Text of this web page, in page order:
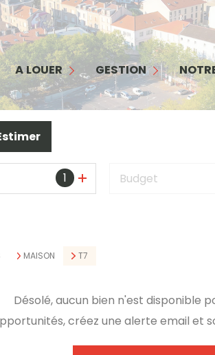
A LOUER
MAISON
APPARTEMENT
COMMERCES/ BUREAUX
GARAGE
TERRAIN
BIENS LOUÉS
GESTION
GESTION
INTERFACE
INTERFACE LOCATAIRE
NOTRE
NOTRE
NOS
1 Budget
MAISON T7
Désolé, aucun bien n'est disponible
créez une alerte email et